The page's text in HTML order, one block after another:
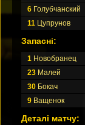
6 Голубчанский
11 Цупрунов
Запасні:
1 Новобранец
23 Малей
30 Бокач
9 Ващенок
Деталі матчу: